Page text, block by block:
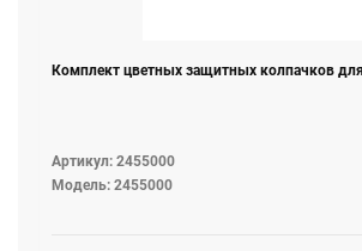
Комплект цветных защитных колпачков
Артикул: 2455000
Модель: 2455000